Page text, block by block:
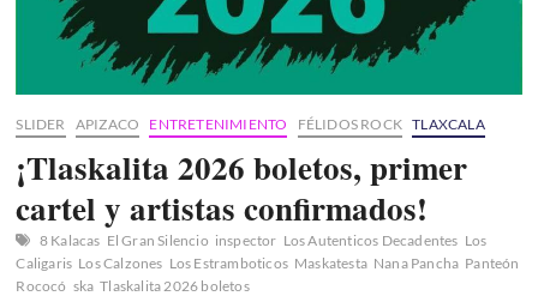
SLIDER APIZACO ENTRETENIMIENTO FÉLIDOS ROCK TLAXCALA
¡Tlaskalita 2026 boletos, primer
cartel y artistas confirmados!
8 Kalacas El Gran Silencio inspector Los Autenticos Decadentes Los
Caligaris Los Calzones Los Estramboticos Maskatesta Nana Pancha Panteón
Rococó ska Tlaskalita 2026 boletos